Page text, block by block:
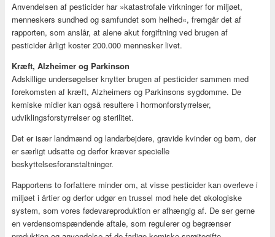
Anvendelsen af pesticider har »katastrofale virkninger for miljøet,
menneskers sundhed og samfundet som helhed«, fremgår det af
rapporten, som anslår, at alene akut forgiftning ved brugen af
pesticider årligt koster 200.000 mennesker livet.
Kræft, Alzheimer og Parkinson
Adskillige undersøgelser knytter brugen af pesticider sammen med
forekomsten af kræft, Alzheimers og Parkinsons sygdomme. De
kemiske midler kan også resultere i hormonforstyrrelser,
udviklingsforstyrrelser og sterilitet.
Det er især landmænd og landarbejdere, gravide kvinder og børn, der
er særligt udsatte og derfor kræver specielle
beskyttelsesforanstaltninger.
Rapportens to forfattere minder om, at visse pesticider kan overleve i
miljøet i årtier og derfor udgør en trussel mod hele det økologiske
system, som vores fødevareproduktion er afhængig af. De ser gerne
en verdensomspændende aftale, som regulerer og begrænser